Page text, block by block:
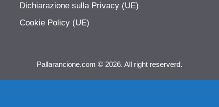
Dichiarazione sulla Privacy (UE)
Cookie Policy (UE)
Pallarancione.com © 2026. All right reserverd.